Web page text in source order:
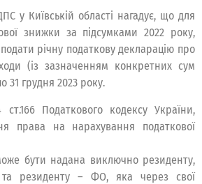
у Київській області нагадує, що для
знижки за підсумками 2022 року,
річну податкову декларацію про
(із зазначенням конкретних сум
31 грудня 2023 року.
ст.166 Податкового кодексу України,
права на нарахування податкової
бути надана виключно резиденту,
резиденту – ФО, яка через свої